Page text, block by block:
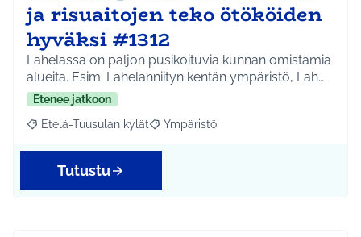
ja risuaitojen teko ötököiden
hyväksi #1312
Lahelassa on paljon pusikoituvia kunnan omistamia
alueita. Esim. Lahelanniityn kentän ympäristö, Lah…
Etenee jatkoon
Rajaa tulokset aihepiirin mukaan: Etelä-Tuusulan kylät
Etelä-Tuusulan kylät Rajaa tulokset teeman mukaan:
Ympäristö
Tutustu